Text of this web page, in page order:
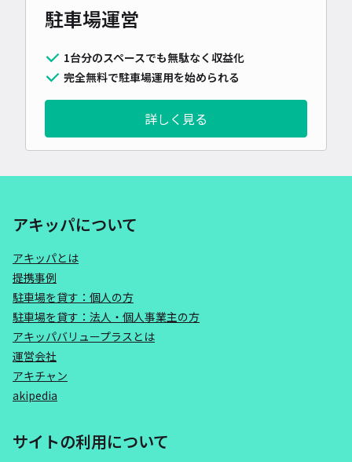
駐車場運営
1台分のスペースでも無駄なく収益化
完全無料で駐車場運用を始められる
詳しく見る
アキッパについて
アキッパとは
提携事例
駐車場を貸す：個人の方
駐車場を貸す：法人・個人事業主の方
アキッパバリュープラスとは
運営会社
アキチャン
akipedia
サイトの利用について